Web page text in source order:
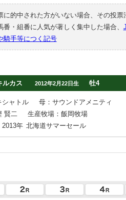
に的中された方がいない場合、その投
番・組番に人気が著しく集中した場合、
騎手等につく記号
ルカス
2012年2月22日生 牡4
シャトル
母：サウンドアメニティ
賢二
生産牧場：飯岡牧場
2013年 北海道サマーセール